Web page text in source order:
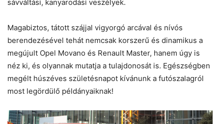
sávváltási, kanyarodási veszélyek.
Magabiztos, tátott szájjal vigyorgó arcával és nívós
berendezésével tehát nemcsak korszerű és dinamikus a
megújult Opel Movano és Renault Master, hanem úgy is
néz ki, és olyannak mutatja a tulajdonosát is. Egészségben
megélt húszéves születésnapot kívánunk a futószalagról
most legördülő példányaiknak!